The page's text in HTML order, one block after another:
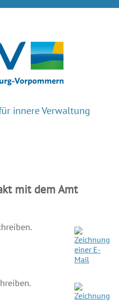
innere Verwaltung
mit dem Amt